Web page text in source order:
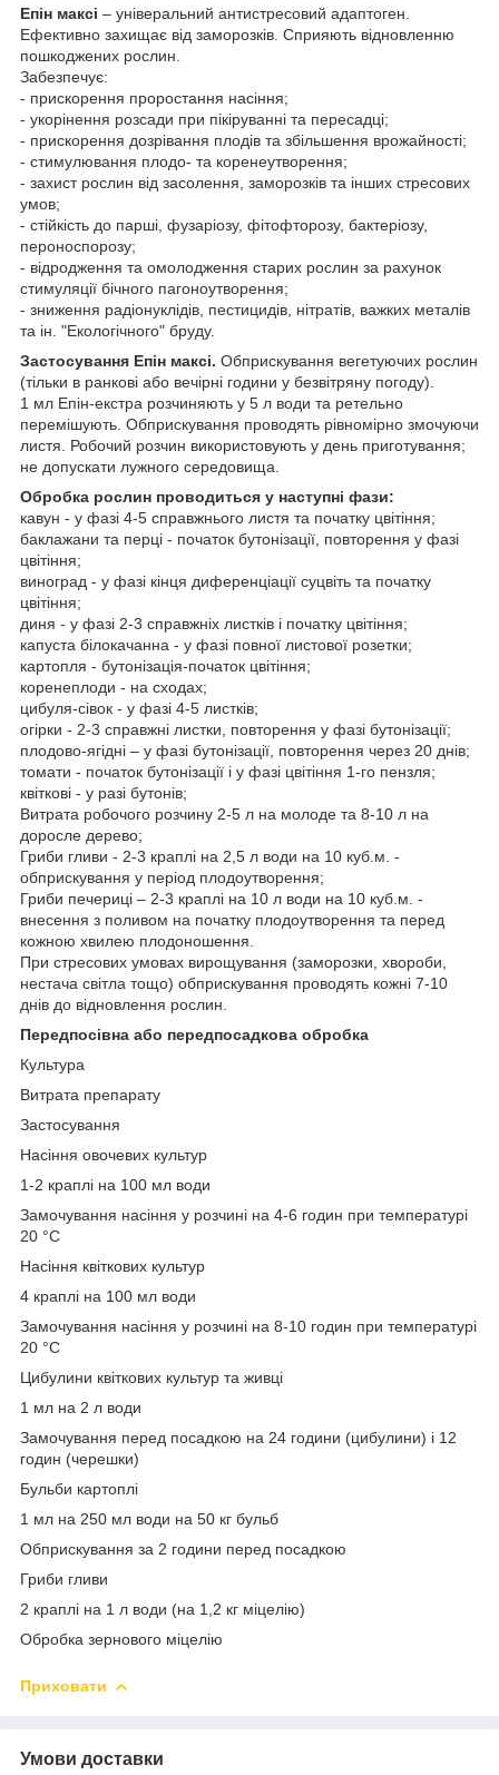
Епін максі – універальний антистресовий адаптоген.
Ефективно захищає від заморозків. Сприяють відновленню
пошкоджених рослин.
Забезпечує:
- прискорення проростання насіння;
- укорінення розсади при пікіруванні та пересадці;
- прискорення дозрівання плодів та збільшення врожайності;
- стимулювання плодо- та коренеутворення;
- захист рослин від засолення, заморозків та інших стресових
умов;
- стійкість до парші, фузаріозу, фітофторозу, бактеріозу,
пероноспорозу;
- відродження та омолодження старих рослин за рахунок
стимуляції бічного пагоноутворення;
- зниження радіонуклідів, пестицидів, нітратів, важких металів
та ін. "Екологічного" бруду.
Застосування Епін максі. Обприскування вегетуючих рослин
(тільки в ранкові або вечірні години у безвітряну погоду).
1 мл Епін-екстра розчиняють у 5 л води та ретельно
перемішують. Обприскування проводять рівномірно змочуючи
листя. Робочий розчин використовують у день приготування;
не допускати лужного середовища.
Обробка рослин проводиться у наступні фази:
кавун - у фазі 4-5 справжнього листя та початку цвітіння;
баклажани та перці - початок бутонізації, повторення у фазі
цвітіння;
виноград - у фазі кінця диференціації суцвіть та початку
цвітіння;
диня - у фазі 2-3 справжніх листків і початку цвітіння;
капуста білокачанна - у фазі повної листової розетки;
картопля - бутонізація-початок цвітіння;
коренеплоди - на сходах;
цибуля-сівок - у фазі 4-5 листків;
огірки - 2-3 справжні листки, повторення у фазі бутонізації;
плодово-ягідні – у фазі бутонізації, повторення через 20 днів;
томати - початок бутонізації і у фазі цвітіння 1-го пензля;
квіткові - у разі бутонів;
Витрата робочого розчину 2-5 л на молоде та 8-10 л на
доросле дерево;
Гриби гливи - 2-3 краплі на 2,5 л води на 10 куб.м. -
обприскування у період плодоутворення;
Гриби печериці – 2-3 краплі на 10 л води на 10 куб.м. -
внесення з поливом на початку плодоутворення та перед
кожною хвилею плодоношення.
При стресових умовах вирощування (заморозки, хвороби,
нестача світла тощо) обприскування проводять кожні 7-10
днів до відновлення рослин.
Передпосівна або передпосадкова обробка
Культура
Витрата препарату
Застосування
Насіння овочевих культур
1-2 краплі на 100 мл води
Замочування насіння у розчині на 4-6 годин при температурі
20 °C
Насіння квіткових культур
4 краплі на 100 мл води
Замочування насіння у розчині на 8-10 годин при температурі
20 °C
Цибулини квіткових культур та живці
1 мл на 2 л води
Замочування перед посадкою на 24 години (цибулини) і 12
годин (черешки)
Бульби картоплі
1 мл на 250 мл води на 50 кг бульб
Обприскування за 2 години перед посадкою
Гриби гливи
2 краплі на 1 л води (на 1,2 кг міцелію)
Обробка зернового міцелію
Приховати
Умови доставки